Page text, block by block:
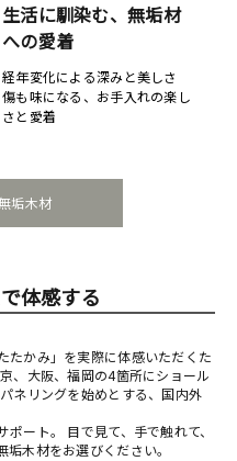
生活に馴染む、無垢材
への愛着
経年変化による深みと美しさ
傷も味になる、お手入れの楽し
さと愛着
垢木材
体感する
たかみ」を実際に体感いただくた
、大阪、福岡の4箇所にショール
ネリングを始めとする、国内外
ート。 目で見て、手で触れて、
木材をお選びください。